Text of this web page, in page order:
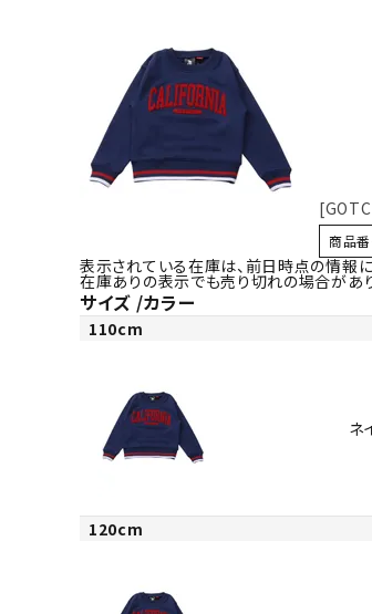
詳しい条件から探す
商品
表示されている在庫は、前日時点の情報に
在庫ありの表示でも売り切れの場合があ
サイズ カラー
110cm
ネ
120cm